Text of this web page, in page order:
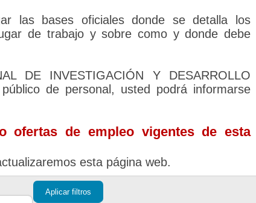
las bases oficiales donde se detalla los
de trabajo y sobre como y donde debe
DE INVESTIGACIÓN Y DESARROLLO
de personal, usted podrá informarse
ofertas de empleo vigentes de esta
esta página web.
Aplicar filtros